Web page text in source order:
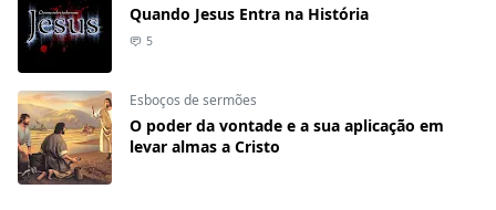
Quando Jesus Entra na História
5
Esboços de sermões
O poder da vontade e a sua aplicação em
levar almas a Cristo